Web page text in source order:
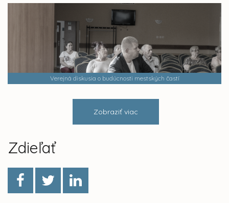
Verejná diskusia o budúcnosti mestských častí
Zobraziť viac
Zdieľať